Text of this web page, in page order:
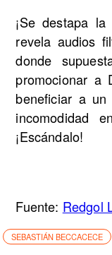
¡Se destapa
revela audios
donde
promocionar a
beneficiar a un
incomodidad
¡Escándalo!
Fuente: Redgol
SEBASTIÁN BECCACECE